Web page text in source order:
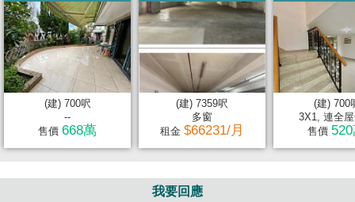
(建) 700呎
--
售價 668萬
(建) 7359呎
多窗
租金 $66231/月
(建) 700
3X1, 連全
售價
我要回應